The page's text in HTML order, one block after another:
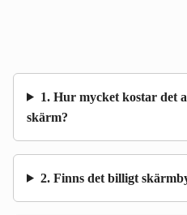
1. Hur mycket kostar det
skärm?
2. Finns det billigt